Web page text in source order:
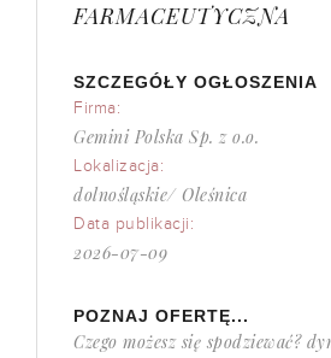
FARMACEUTYCZNA
SZCZEGÓŁY OGŁOSZENIA
Firma:
Gemini Polska Sp. z o.o.
Lokalizacja:
dolnośląskie/ Oleśnica
Data publikacji:
2026-07-09
POZNAJ OFERTĘ...
Czego możesz się spodziewać?